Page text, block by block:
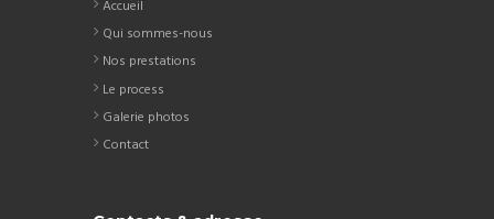
Accueil
Qui sommes-nous
Nos prestations
Le process
Galerie photos
Contact